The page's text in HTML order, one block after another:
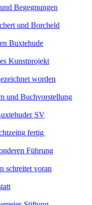
Begegnungen
und Borcheld
Buxtehude
Kunstprojekt
worden
und Buchvorstellung
SV
fertig
Führung
schreitet voran